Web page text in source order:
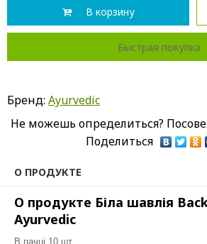
В корзину
Быстрая покупка
Бренд: Ayurvedic
Не можешь определиться?
Поделиться
О ПРОДУКТЕ
О продукте Біла шавлія
Ayurvedic
В пачці 10 шт